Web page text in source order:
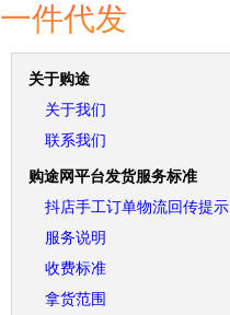
一件代发
关于购途
关于我们
联系我们
购途网平台发货服务标准
抖店手工订单物流回传提示
服务说明
收费标准
拿货范围